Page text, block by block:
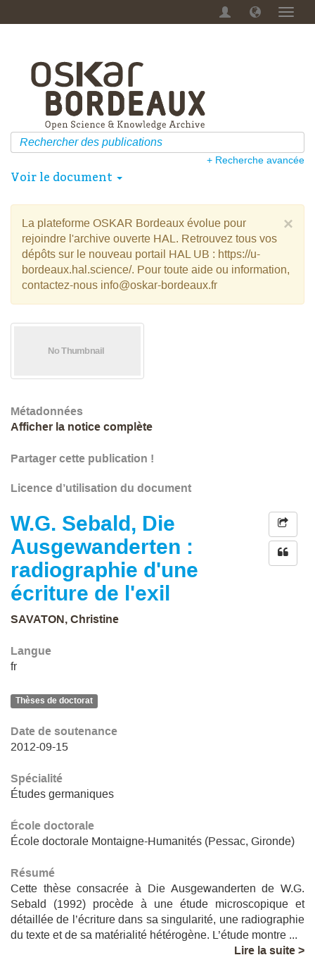
Menu
+ Recherche avancée
Voir le document
×
La plateforme OSKAR Bordeaux évolue pour
rejoindre l'archive ouverte HAL. Retrouvez tous vos
dépôts sur le nouveau portail HAL UB : https://u-
bordeaux.hal.science/. Pour toute aide ou information,
contactez-nous info@oskar-bordeaux.fr
Métadonnées
Afficher la notice complète
Partager cette publication !
Licence d’utilisation du document
W.G. Sebald, Die
Ausgewanderten :
radiographie d'une
écriture de l'exil
SAVATON, Christine
Langue
fr
Thèses de doctorat
Date de soutenance
2012-09-15
Spécialité
Études germaniques
École doctorale
École doctorale Montaigne-Humanités (Pessac, Gironde)
Résumé
Cette thèse consacrée à Die Ausgewanderten de W.G.
Sebald (1992) procède à une étude microscopique et
détaillée de l’écriture dans sa singularité, une radiographie
du texte et de sa matérialité hétérogène. L’étude montre ...
Lire la suite >